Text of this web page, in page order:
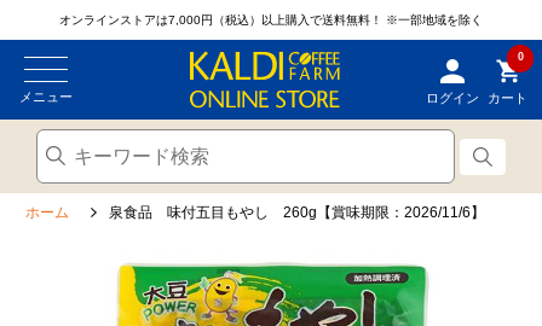
オンラインストアは7,000円（税込）以上購入で送料無料！ ※一部地域を除く
メニュー ログイン
0
カート
ホーム 泉食品 味付五目もやし 260g【賞味期限：2026/11/6】